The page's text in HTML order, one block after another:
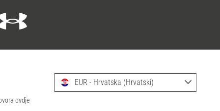
ovdje
EUR - Hrvatska (Hrvatski)